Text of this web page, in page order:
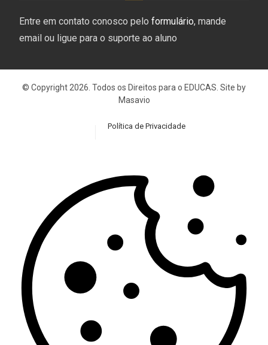
Entre em contato conosco peloformulário, mande
email ou ligue para o suporte ao aluno
© Copyright 2026. Todos os Direitos para o EDUCAS. Site by
Masavio
Política de Privacidade